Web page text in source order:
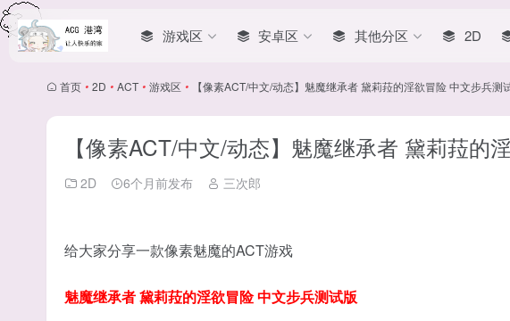
游戏区 安卓区 其他分区 2D
首页 • 2D • ACT • 游戏区 • 【像素ACT/中文/动态】魅魔继承者 黛莉菈的淫欲冒险 中文步兵测
【像素ACT/中文/动态】魅魔继承者 黛莉菈的
2D 6个月前发布 三次郎
给大家分享一款像素魅魔的ACT游戏
魅魔继承者 黛莉菈的淫欲冒险 中文步兵测试版